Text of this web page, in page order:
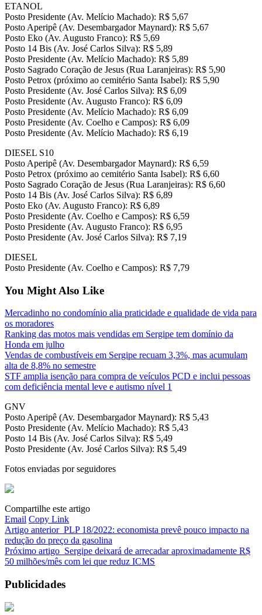
ETANOL
Posto Presidente (Av. Melício Machado): R$ 5,67
Posto Aperipê (Av. Desembargador Maynard): R$ 5,67
Posto Eko (Av. Augusto Franco): R$ 5,69
Posto 14 Bis (Av. José Carlos Silva): R$ 5,89
Posto Presidente (Av. Melício Machado): R$ 5,89
Posto Sagrado Coração de Jesus (Rua Laranjeiras): R$ 5,90
Posto Petrox (próximo ao cemitério Santa Isabel): R$ 5,90
Posto Presidente (Av. José Carlos Silva): R$ 6,09
Posto Presidente (Av. Augusto Franco): R$ 6,09
Posto Presidente (Av. Melício Machado): R$ 6,09
Posto Presidente (Av. Coelho e Campos): R$ 6,09
Posto Presidente (Av. Melício Machado): R$ 6,19
DIESEL S10
Posto Aperipê (Av. Desembargador Maynard): R$ 6,59
Posto Petrox (próximo ao cemitério Santa Isabel): R$ 6,60
Posto Sagrado Coração de Jesus (Rua Laranjeiras): R$ 6,60
Posto 14 Bis (Av. José Carlos Silva): R$ 6,89
Posto Eko (Av. Augusto Franco): R$ 6,89
Posto Presidente (Av. Coelho e Campos): R$ 6,59
Posto Presidente (Av. Augusto Franco): R$ 6,95
Posto Presidente (Av. José Carlos Silva): R$ 7,19
DIESEL
Posto Presidente (Av. Coelho e Campos): R$ 7,79
You Might Also Like
Mercadinho no condomínio alia praticidade e qualidade de vida para
os moradores
Ranking das motos mais vendidas em Sergipe tem domínio da
Honda em julho
Vendas de combustíveis em Sergipe recuam 3,3%, mas acumulam
alta de 8,8% no semestre
STF amplia isenção para compra de veículos PCD e inclui pessoas
com deficiência mental leve e autismo nível 1
GNV
Posto Aperipê (Av. Desembargador Maynard): R$ 5,43
Posto Presidente (Av. Melício Machado): R$ 5,43
Posto 14 Bis (Av. José Carlos Silva): R$ 5,49
Posto Presidente (Av. José Carlos Silva): R$ 5,49
Fotos enviadas por seguidores
Compartilhe este artigo
Email Copy Link
Artigo anterior PLP 18/2022: economista prevê pouco impacto na
redução do preço da gasolina
Próximo artigo Sergipe deixará de arrecadar aproximadamente R$
50 milhões/mês com lei que reduz ICMS
Publicidades